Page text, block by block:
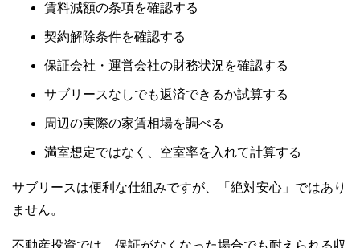
賃料減額の条項を確認する
契約解除条件を確認する
保証会社・運営会社の財務状況を確認する
サブリースなしでも返済できるか試算する
周辺の実際の家賃相場を調べる
満室想定ではなく、空室率を入れて計算する
サブリースは便利な仕組みですが、「絶対安心」ではあり
ません。